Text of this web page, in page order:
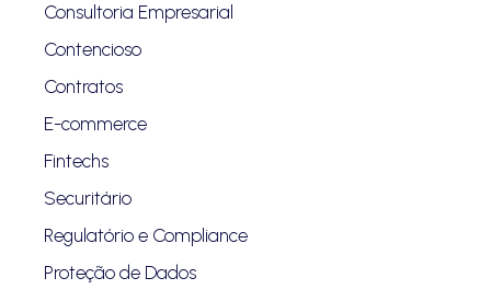
Consultoria Empresarial
Contencioso
Contratos
E-commerce
Fintechs
Securitário
Regulatório e Compliance
Proteção de Dados